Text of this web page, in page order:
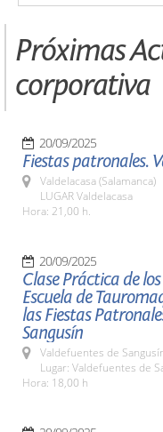
Próximas
corporativa
20/09/2025
Fiestas patronales.
Valdelacasa (Salamanca)
LUGAR Valdelacasa
Hora: 21,00 h.
20/09/2025
Clase Práctica de
Escuela de
las Fiestas
Sangusín
Valdefuentes de
Lugar: Valdefuentes de
Hora: 18,00 h